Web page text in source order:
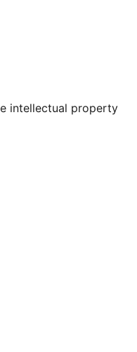
konto
intellectual property